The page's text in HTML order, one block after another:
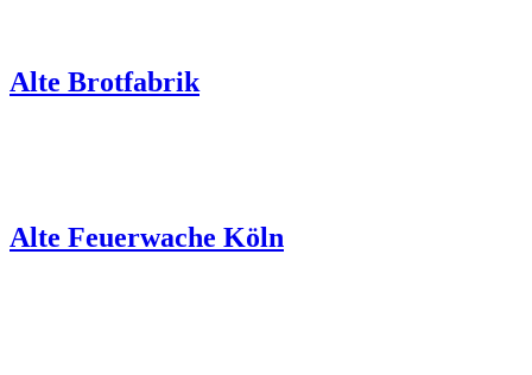
Alte Brotfabrik
Alte Feuerwache Köln